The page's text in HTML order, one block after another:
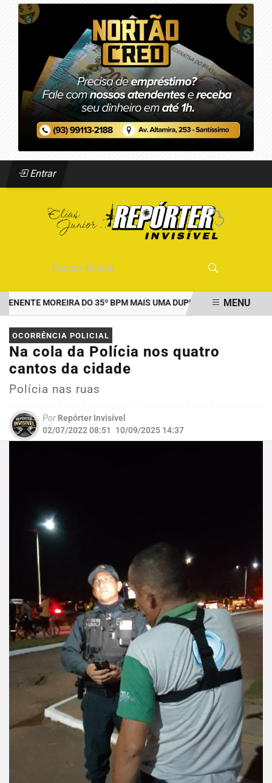
Entrar
MOREIRA DO 35º BPM MAIS UMA DUPLA PRESA POR TRÁFICO
EM ALTA
MENU
OCORRÊNCIA POLICIAL
Na cola da Polícia nos quatro
cantos da cidade
Polícia nas ruas
Por Repórter Invisível
02/07/2022 08:51 10/09/2025 14:37